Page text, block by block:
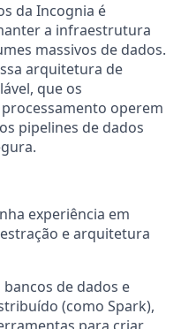
da Incognia é
a infraestrutura
massivos de dados.
arquitetura de
que os
operem
pipelines de dados
experiência em
e arquitetura
de dados e
(como Spark),